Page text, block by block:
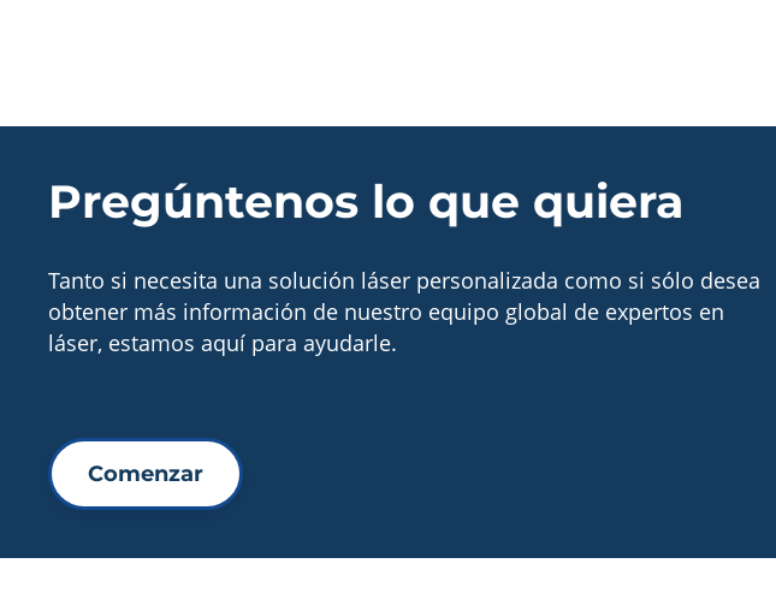
Pregúntenos lo que quiera
Tanto si necesita una solución láser personalizada como si sólo desea
obtener más información de nuestro equipo global de expertos en
láser, estamos aquí para ayudarle.
Comenzar